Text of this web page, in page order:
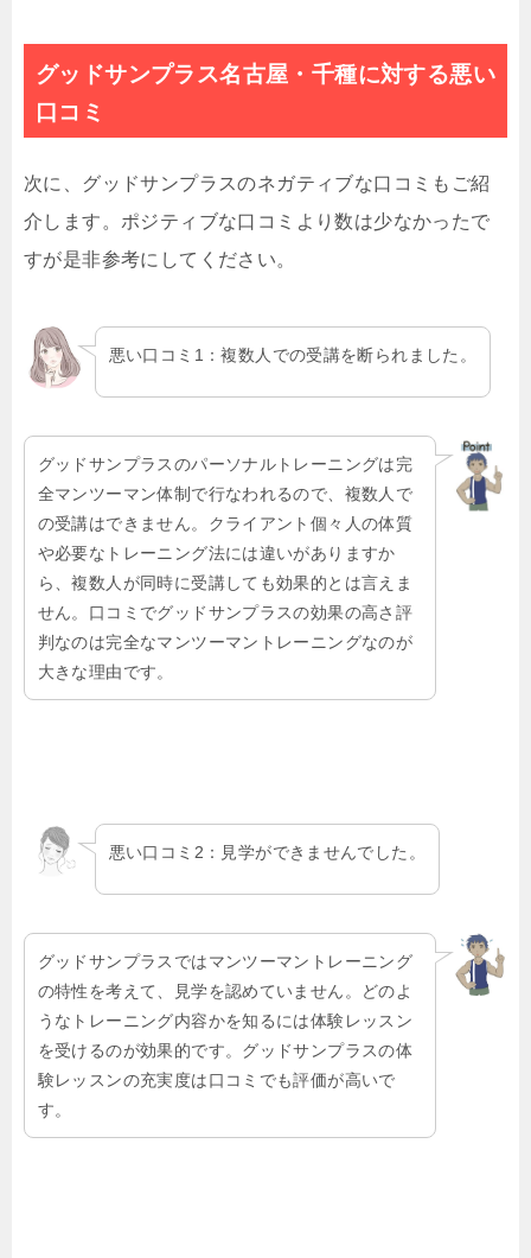
グッドサンプラス名古屋・千種に対する悪い
口コミ
次に、グッドサンプラスのネガティブな口コミもご紹
介します。ポジティブな口コミより数は少なかったで
すが是非参考にしてください。
悪い口コミ1：複数人での受講を断られました。
グッドサンプラスのパーソナルトレーニングは完
全マンツーマン体制で行なわれるので、複数人で
の受講はできません。クライアント個々人の体質
や必要なトレーニング法には違いがありますか
ら、複数人が同時に受講しても効果的とは言えま
せん。口コミでグッドサンプラスの効果の高さ評
判なのは完全なマンツーマントレーニングなのが
大きな理由です。
悪い口コミ2：見学ができませんでした。
グッドサンプラスではマンツーマントレーニング
の特性を考えて、見学を認めていません。どのよ
うなトレーニング内容かを知るには体験レッスン
を受けるのが効果的です。グッドサンプラスの体
験レッスンの充実度は口コミでも評価が高いで
す。